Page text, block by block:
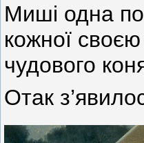
Миші одна по
кожної
чудового
Отак